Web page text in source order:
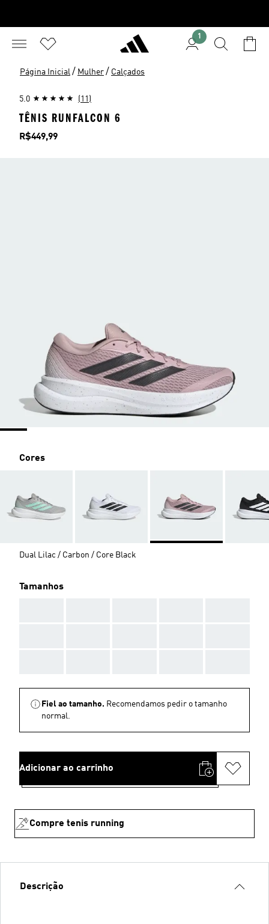
1
Página Inicial / Mulher / Calçados
5.0 (11)
TÊNIS RUNFALCON 6
Preço
R$449,99
Cores
Dual Lilac / Carbon / Core Black
Tamanhos
Fiel ao tamanho. Recomendamos pedir o tamanho
normal.
Adicionar ao carrinho
Compre tenis running
Descrição